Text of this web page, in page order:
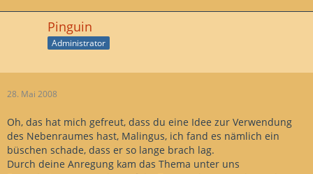
Pinguin
Administrator
28. Mai 2008
Oh, das hat mich gefreut, dass du eine Idee zur Verwendung
des Nebenraumes hast, Malingus, ich fand es nämlich ein
büschen schade, dass er so lange brach lag.
Durch deine Anregung kam das Thema unter uns